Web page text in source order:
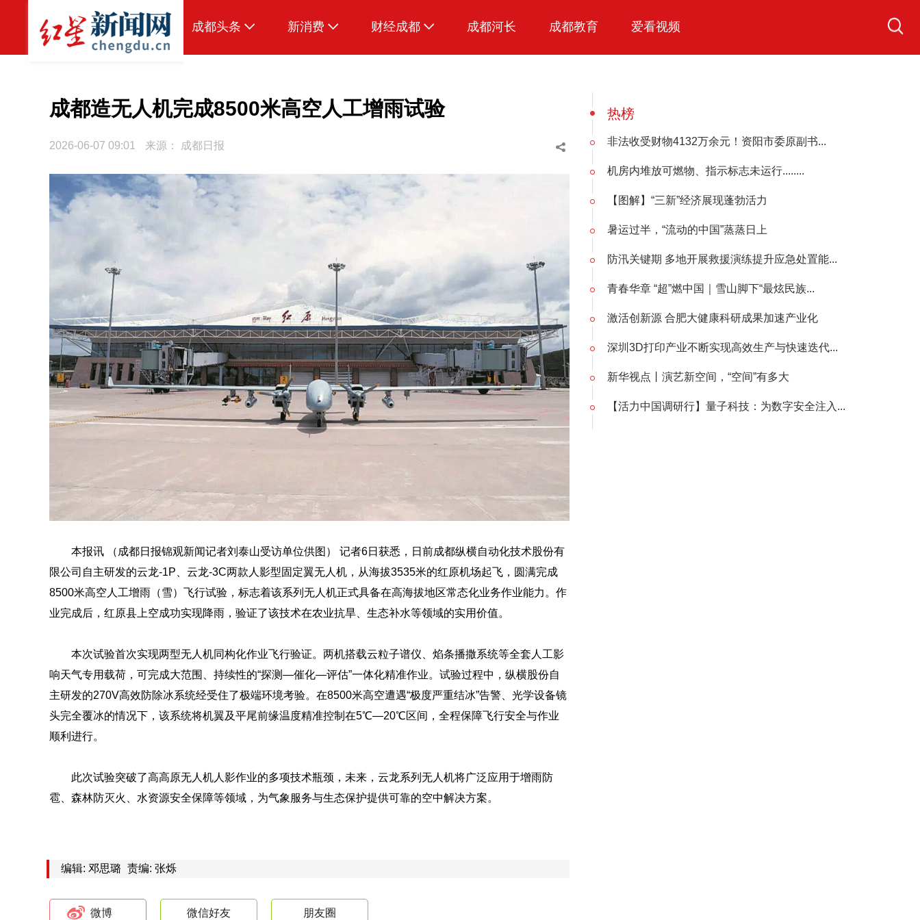
成都头条
本地
新消费 财经成都 成都河长 成都教育 爱看视频
成都造无人机完成8500米高空人工增雨试验
2026-06-07 09:01 来源： 成都日报
本报讯 （成都日报锦观新闻记者刘泰山受访单位供图） 记者6日获悉，日前成都纵横自动化技术股份有
限公司自主研发的云龙-1P、云龙-3C两款人影型固定翼无人机，从海拔3535米的红原机场起飞，圆满完成
8500米高空人工增雨（雪）飞行试验，标志着该系列无人机正式具备在高海拔地区常态化业务作业能力。作
业完成后，红原县上空成功实现降雨，验证了该技术在农业抗旱、生态补水等领域的实用价值。
本次试验首次实现两型无人机同构化作业飞行验证。两机搭载云粒子谱仪、焰条播撒系统等全套人工影
响天气专用载荷，可完成大范围、持续性的“探测—催化—评估”一体化精准作业。试验过程中，纵横股份自
主研发的270V高效防除冰系统经受住了极端环境考验。在8500米高空遭遇“极度严重结冰”告警、光学设备镜
头完全覆冰的情况下，该系统将机翼及平尾前缘温度精准控制在5℃—20℃区间，全程保障飞行安全与作业
顺利进行。
此次试验突破了高高原无人机人影作业的多项技术瓶颈，未来，云龙系列无人机将广泛应用于增雨防
雹、森林防灭火、水资源安全保障等领域，为气象服务与生态保护提供可靠的空中解决方案。
编辑: 邓思璐 责编: 张烁
微博 微信好友 朋友圈
热榜
非法收受财物4132万余元！资阳市委原副书...
机房内堆放可燃物、指示标志未运行........
【图解】“三新”经济展现蓬勃活力
暑运过半，“流动的中国”蒸蒸日上
防汛关键期 多地开展救援演练提升应急处置能...
青春华章 “超”燃中国｜雪山脚下“最炫民族...
激活创新源 合肥大健康科研成果加速产业化
深圳3D打印产业不断实现高效生产与快速迭代...
新华视点丨演艺新空间，“空间”有多大
【活力中国调研行】量子科技：为数字安全注入...